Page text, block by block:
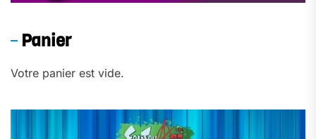
Panier
Votre panier est vide.